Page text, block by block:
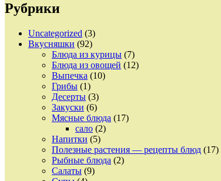
Рубрики
Uncategorized (3)
Вкусняшки (92)
Блюда из курицы (7)
Блюда из овощей (12)
Выпечка (10)
Грибы (1)
Десерты (3)
Закуски (6)
Мясные блюда (17)
сало (2)
Напитки (5)
Полезные растения — рецепты блюд (17)
Рыбные блюда (2)
Салаты (9)